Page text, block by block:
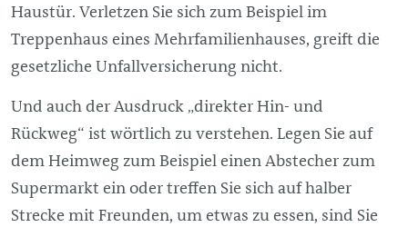
Haustür. Verletzen Sie sich zum Beispiel im
Treppenhaus eines Mehrfamilienhauses, greift die
gesetzliche Unfallversicherung nicht.
Und auch der Ausdruck „direkter Hin- und
Rückweg“ ist wörtlich zu verstehen. Legen Sie auf
dem Heimweg zum Beispiel einen Abstecher zum
Supermarkt ein oder treffen Sie sich auf halber
Strecke mit Freunden, um etwas zu essen, sind Sie